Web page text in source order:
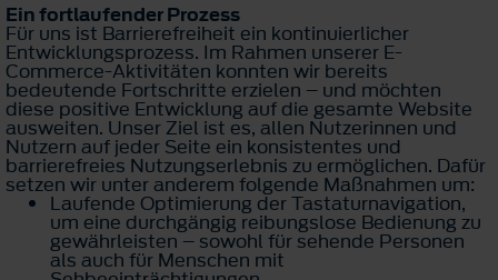
Ein fortlaufender Prozess
Für uns ist Barrierefreiheit ein kontinuierlicher
Entwicklungsprozess. Im Rahmen unserer E-
Commerce-Aktivitäten konnten wir bereits
bedeutende Fortschritte erzielen – und möchten
diese positive Entwicklung auf die gesamte Website
ausweiten. Unser Ziel ist es, allen Nutzerinnen und
Nutzern auf jeder Seite ein konsistentes und
barrierefreies Nutzungserlebnis zu ermöglichen. Dafür
setzen wir unter anderem folgende Maßnahmen um:
Laufende Optimierung der Tastaturnavigation,
um eine durchgängig reibungslose Bedienung zu
gewährleisten – sowohl für sehende Personen
als auch für Menschen mit